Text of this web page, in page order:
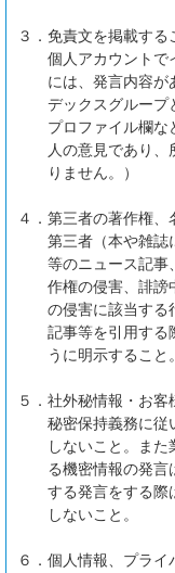
３． 免責文を掲載する
個人アカウントで
には、発言内容が
デックスグループ
プロファイル欄な
人の意見であり
りません。）
４． 第三者の著作権、
第三者（本や雑誌
等のニュース記事
作権の侵害、誹謗
の侵害に該当する
記事等を引用する
うに明示すること。
５． 社外秘情報・お客
秘密保持義務に従
しないこと。ま
る機密情報の発言
する発言をする際
しないこと。
６． 個人情報、プライ